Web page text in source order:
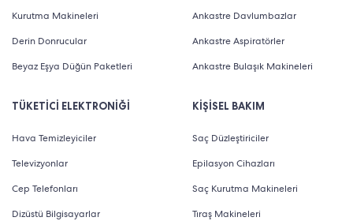
Kurutma Makineleri
Derin Donrucular
Beyaz Eşya Düğün Paketleri
TÜKETİCİ ELEKTRONİĞİ
Hava Temizleyiciler
Televizyonlar
Cep Telefonları
Dizüstü Bilgisayarlar
Ankastre Davlumbazlar
Ankastre Aspiratörler
Ankastre Bulaşık Makineleri
KİŞİSEL BAKIM
Saç Düzleştiriciler
Epilasyon Cihazları
Saç Kurutma Makineleri
Tıraş Makineleri